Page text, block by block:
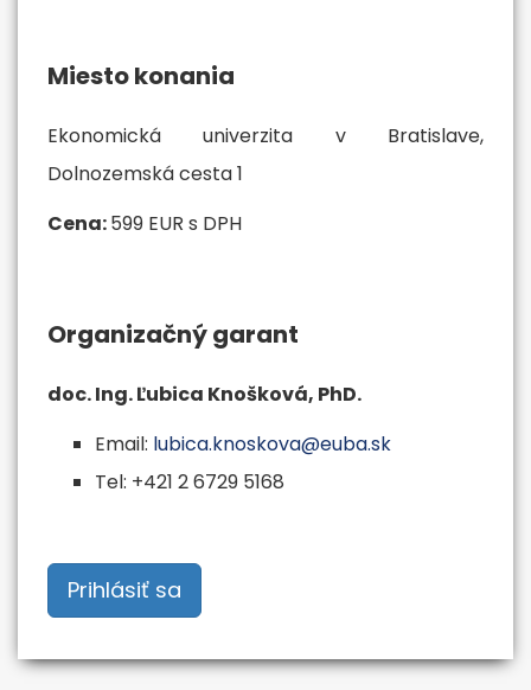
Miesto konania
Ekonomická univerzita v Bratislave,
Dolnozemská cesta 1
Cena:599 EUR s DPH
Organizačný garant
doc. Ing. Ľubica Knošková, PhD.
Email:
Tel: +421 2 6729 5168
Prihlásiť sa